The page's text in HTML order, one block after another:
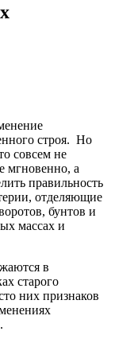
строя. Но
совсем не
мгновенно, а
правильность
отделяющие
бунтов и
массах и
в
старого
них признаков